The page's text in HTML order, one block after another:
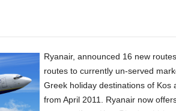
Ryanair, announced 16 new
routes to currently un-served
Greek holiday destinations of Kos
from April 2011. Ryanair now